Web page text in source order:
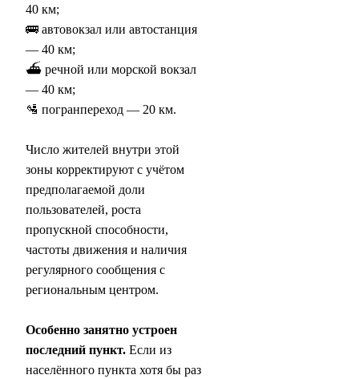
40 км;
🚌 автовокзал или автостанция
— 40 км;
⛴ речной или морской вокзал
— 40 км;
🛂 погранпереход — 20 км.
Число жителей внутри этой
зоны корректируют с учётом
предполагаемой доли
пользователей, роста
пропускной способности,
частоты движения и наличия
регулярного сообщения с
региональным центром.
Особенно занятно устроен
последний пункт. Если из
населённого пункта хотя бы раз